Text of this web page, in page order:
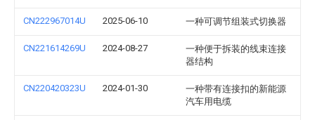
CN222967014U 2025-06-10 一种可调节组装式切换器
CN221614269U 2024-08-27
一种便于拆装的线束连接
器结构
CN220420323U 2024-01-30
一种带有连接扣的新能源
汽车用电缆